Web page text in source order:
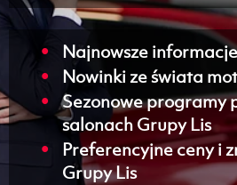
Najnowsze
Nowinki ze świata
Sezonowe programy
salonach Grupy Lis
Preferencyjne ceny i
Grupy Lis